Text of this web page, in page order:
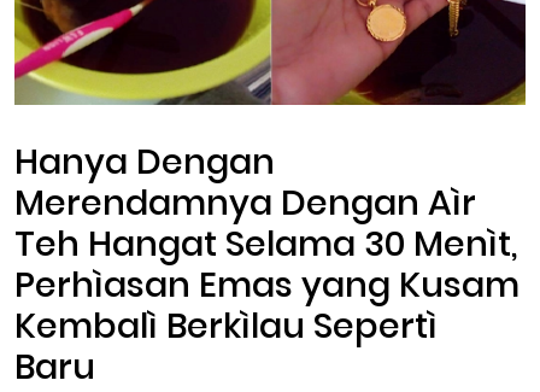
Hanya Dengan
Merendamnya Dengan Aìr
Teh Hangat Selama 30 Menìt,
Perhìasan Emas yang Kusam
Kembalì Berkìlau Sepertì
Baru